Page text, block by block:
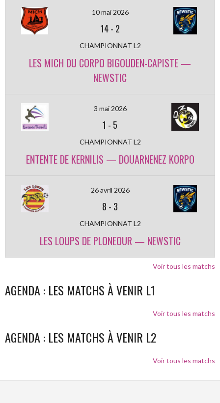
10 mai 2026
14- 2
CHAMPIONNAT L2
LES MICH DU CORPO BIGOUDEN-CAPISTE —
NEWSTIC
3 mai 2026
1 - 5
CHAMPIONNAT L2
ENTENTE DE KERNILIS — DOUARNENEZ KORPO
26 avril 2026
8 - 3
CHAMPIONNAT L2
LES LOUPS DE PLONEOUR — NEWSTIC
Voir tous les matchs
AGENDA : LES MATCHS À VENIR L1
Voir tous les matchs
AGENDA : LES MATCHS À VENIR L2
Voir tous les matchs